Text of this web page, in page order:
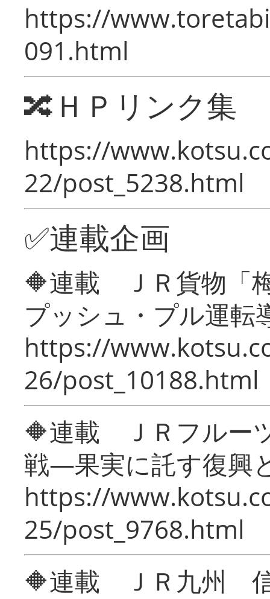
https://
091.html
🔀ＨＰリンク集
https://
22/post_5238.html
✅連載企画
🔶連載 ＪＲ貨物「
プッシュ・プル運転
https://
26/post_10188.html
🔶連載 ＪＲフルー
戦―果実に託す復興
https://
25/post_9768.html
🔶連載 ＪＲ九州 信